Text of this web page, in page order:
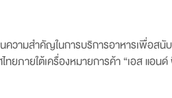
ความสำคัญในการบริการอาหารเพื่อสนั
ยภายใต้เครื่องหมายการค้า “เอส แอน